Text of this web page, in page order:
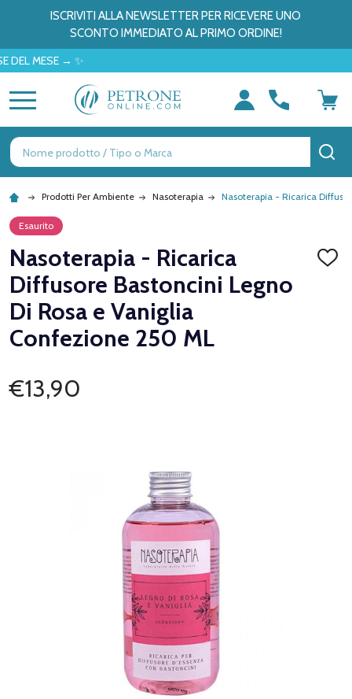
ISCRIVITI ALLA NEWSLETTER PER RICEVERE UNO
SCONTO IMMEDIATO AL PRIMO ORDINE!
→ ✨
Ricerca
Prodotti Per Ambiente Nasoterapia Nasoterapia - Ricarica
Esaurito
Nasoterapia - Ricarica
Diffusore Bastoncini Legno
Di Rosa e Vaniglia
Confezione 250 ML
€13,90